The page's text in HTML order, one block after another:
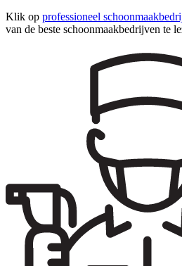
Klik op professioneel
van de beste schoonmaakbedrijven te